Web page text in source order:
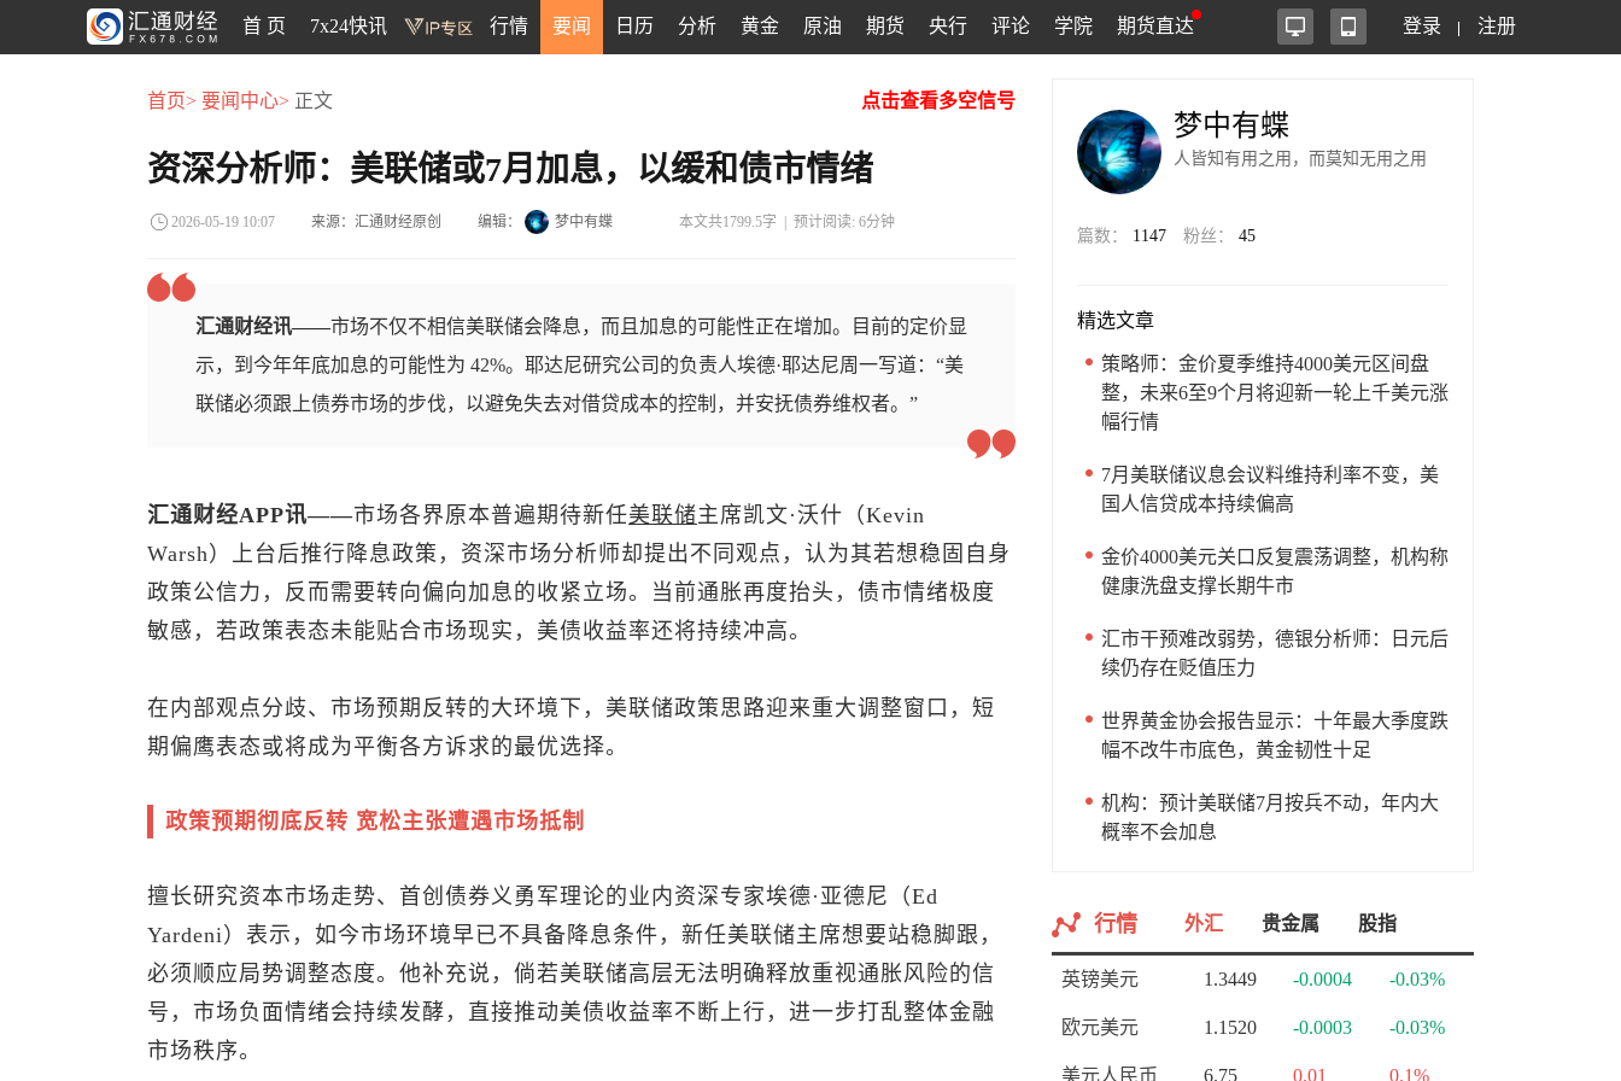
首 页 7x24快讯 行情 要闻 日历 分析 黄金 原油 期货 央行 评论 学院 期货直达 登录 注册
首页> 要闻中心> 正文 点击查看多空信号
资深分析师：美联储或7月加息，以缓和债市情绪
2026-05-19 10:07 来源：汇通财经原创 编辑： 梦中有蝶 本文共1799.5字 |预计阅读: 6分钟
汇通财经讯——市场不仅不相信美联储会降息，而且加息的可能性正在增加。目前的定价显
示，到今年年底加息的可能性为 42%。耶达尼研究公司的负责人埃德·耶达尼周一写道：“美
联储必须跟上债券市场的步伐，以避免失去对借贷成本的控制，并安抚债券维权者。”
汇通财经APP讯——市场各界原本普遍期待新任美联储主席凯文·沃什（Kevin
Warsh）上台后推行降息政策，资深市场分析师却提出不同观点，认为其若想稳固自身
政策公信力，反而需要转向偏向加息的收紧立场。当前通胀再度抬头，债市情绪极度
敏感，若政策表态未能贴合市场现实，美债收益率还将持续冲高。
在内部观点分歧、市场预期反转的大环境下，美联储政策思路迎来重大调整窗口，短
期偏鹰表态或将成为平衡各方诉求的最优选择。
政策预期彻底反转 宽松主张遭遇市场抵制
擅长研究资本市场走势、首创债券义勇军理论的业内资深专家埃德·亚德尼（Ed
Yardeni）表示，如今市场环境早已不具备降息条件，新任美联储主席想要站稳脚跟，
必须顺应局势调整态度。他补充说，倘若美联储高层无法明确释放重视通胀风险的信
号，市场负面情绪会持续发酵，直接推动美债收益率不断上行，进一步打乱整体金融
市场秩序。
梦中有蝶
人皆知有用之用，而莫知无用之用
篇数： 1147 粉丝： 45
精选文章
策略师：金价夏季维持4000美元区间盘
整，未来6至9个月将迎新一轮上千美元涨
幅行情
7月美联储议息会议料维持利率不变，美
国人信贷成本持续偏高
金价4000美元关口反复震荡调整，机构称
健康洗盘支撑长期牛市
汇市干预难改弱势，德银分析师：日元后
续仍存在贬值压力
世界黄金协会报告显示：十年最大季度跌
幅不改牛市底色，黄金韧性十足
机构：预计美联储7月按兵不动，年内大
概率不会加息
行情 外汇 贵金属 股指
英镑美元 1.3449 -0.0004 -0.03%
欧元美元 1.1520 -0.0003 -0.03%
美元人民币 6.75 0.01 0.1%